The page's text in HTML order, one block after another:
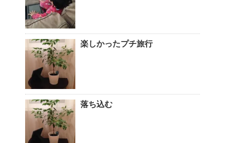
楽しかったプチ旅行
落ち込む